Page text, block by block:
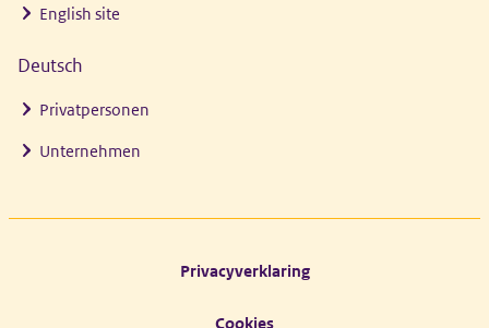
English site
Deutsch
Privatpersonen
Unternehmen
Privacyverklaring
Cookies